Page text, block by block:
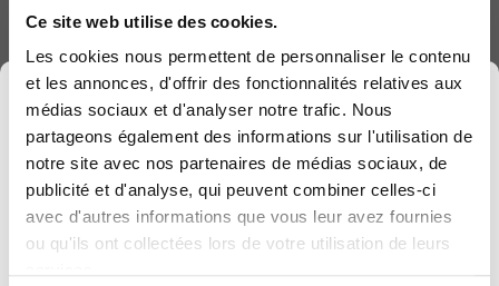
Ce site web utilise des cookies.
Les cookies nous permettent de personnaliser le contenu
et les annonces, d'offrir des fonctionnalités relatives aux
médias sociaux et d'analyser notre trafic. Nous
partageons également des informations sur l'utilisation de
notre site avec nos partenaires de médias sociaux, de
publicité et d'analyse, qui peuvent combiner celles-ci
avec d'autres informations que vous leur avez fournies
ou qu'ils ont collectées lors de votre utilisation de leurs
Computerland devient KEYES, votre partenaire
belge de référence en solutions digitales, alliant
Découvrir